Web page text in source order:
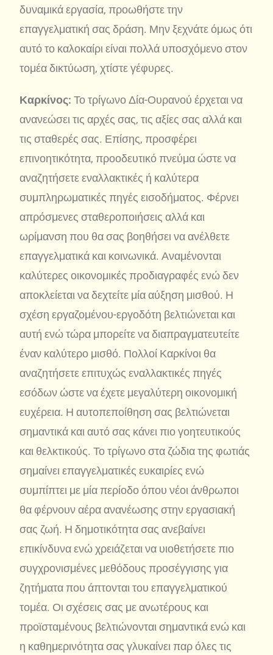
δυναμικά εργασία, προωθήστε την
επαγγελματική σας δράση. Μην ξεχνάτε όμως ότι
αυτό το καλοκαίρι είναι πολλά υποσχόμενο στον
τομέα δικτύωση, χτίστε γέφυρες.
Καρκίνος: Το τρίγωνο Δία-Ουρανού έρχεται να
ανανεώσει τις αρχές σας, τις αξίες σας αλλά και
τις σταθερές σας. Επίσης, προσφέρει
επινοητικότητα, προοδευτικό πνεύμα ώστε να
αναζητήσετε εναλλακτικές ή καλύτερα
συμπληρωματικές πηγές εισοδήματος. Φέρνει
απρόσμενες σταθεροποιήσεις αλλά και
ωρίμανση που θα σας βοηθήσει να ανέλθετε
επαγγελματικά και κοινωνικά. Αναμένονται
καλύτερες οικονομικές προδιαγραφές ενώ δεν
αποκλείεται να δεχτείτε μία αύξηση μισθού. Η
σχέση εργαζομένου-εργοδότη βελτιώνεται και
αυτή ενώ τώρα μπορείτε να διαπραγματευτείτε
έναν καλύτερο μισθό. Πολλοί Καρκίνοι θα
αναζητήσετε επιτυχώς εναλλακτικές πηγές
εσόδων ώστε να έχετε μεγαλύτερη οικονομική
ευχέρεια. Η αυτοπεποίθηση σας βελτιώνεται
σημαντικά και αυτό σας κάνει πιο γοητευτικούς
και θελκτικούς. Το τρίγωνο στα ζώδια της φωτιάς
σημαίνει επαγγελματικές ευκαιρίες ενώ
συμπίπτει με μία περίοδο όπου νέοι άνθρωποι
θα φέρνουν αέρα ανανέωσης στην εργασιακή
σας ζωή. Η δημοτικότητα σας ανεβαίνει
επικίνδυνα ενώ χρειάζεται να υιοθετήσετε πιο
συγχρονισμένες μεθόδους προσέγγισης για
ζητήματα που άπτονται του επαγγελματικού
τομέα. Οι σχέσεις σας με ανωτέρους και
προϊσταμένους βελτιώνονται σημαντικά ενώ και
η καθημερινότητα σας γλυκαίνει παρ όλες τις